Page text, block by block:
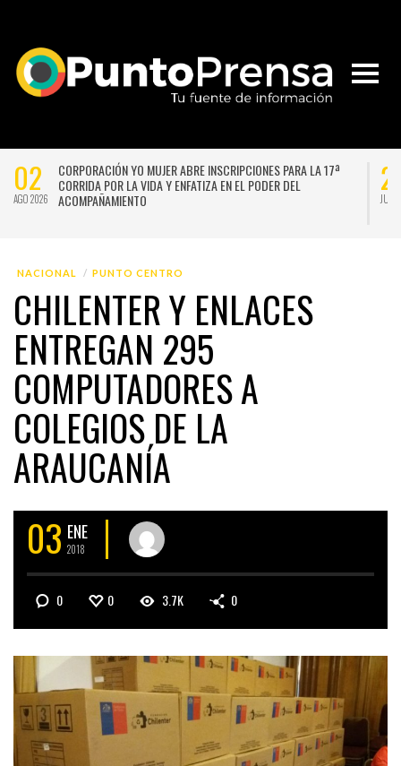
02
AGO 2026
CORPORACIÓN YO MUJER ABRE INSCRIPCIONES PARA LA 17ª
CORRIDA POR LA VIDA Y ENFATIZA EN EL PODER DEL
ACOMPAÑAMIENTO
JUL
NACIONAL PUNTO CENTRO
CHILENTER Y ENLACES
ENTREGAN 295
COMPUTADORES A
COLEGIOS DE LA
ARAUCANÍA
03 ENE
2018
0 0 3.7K 0